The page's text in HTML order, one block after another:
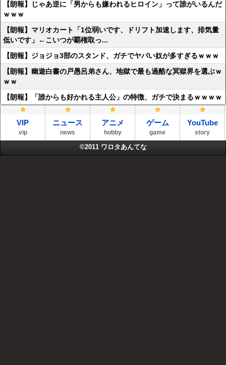
【朗報】じゃあ逆に「男からも嫌われるヒロイン」って誰がいるんだ
ｗｗｗ
【朗報】マリオカート「1位弱いです、ドリフト加速します、排気量
低いです」←こいつが覇権取っ...
【朗報】ジョジョ3部のスタンド、ガチでヤバい奴が多すぎるｗｗｗ
【朗報】幽遊白書の戸愚呂弟さん、地獄で最も過酷な冥獄界を選ぶｗ
ｗｗ
【朗報】「誰からも好かれる主人公」の特徴、ガチで決まるｗｗｗｗ
VIP
vip
ニュース
news
アニメ
hobby
ゲーム
game
YouTube
story
©2011 ワロタあんてな